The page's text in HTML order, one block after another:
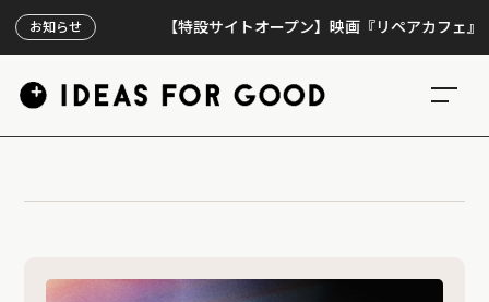
お知らせ 【特設サイトオープン】映画『リペアカフェ』、上